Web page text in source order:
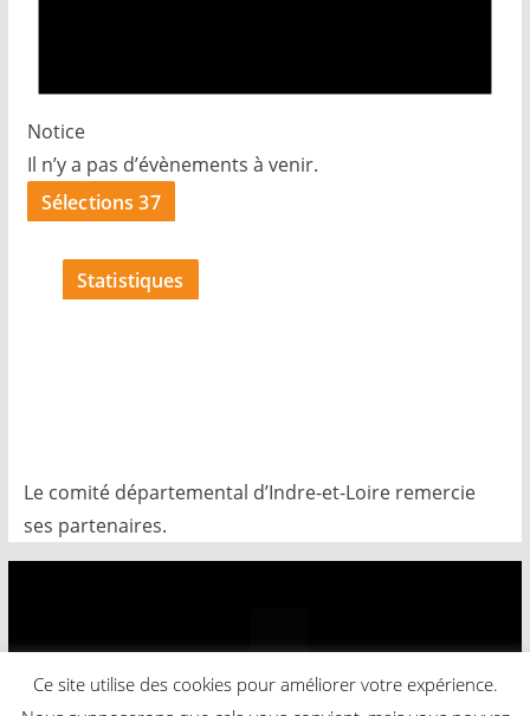
Notice
Il n’y a pas d’évènements à venir.
Sélections 37
Statistiques
Le comité départemental d’Indre-et-Loire remercie
ses partenaires.
Comité Départemental Basket-Ball
Ce site utilise des cookies pour améliorer votre expérience.